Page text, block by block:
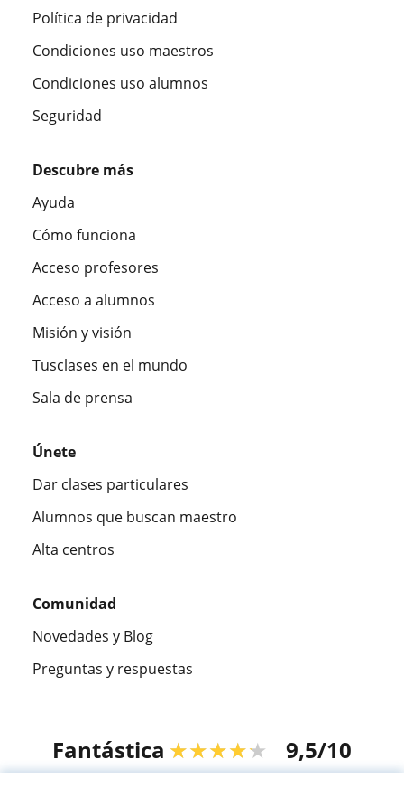
Política de privacidad
Condiciones uso maestros
Condiciones uso alumnos
Seguridad
Descubre más
Ayuda
Cómo funciona
Acceso profesores
Acceso a alumnos
Misión y visión
Tusclases en el mundo
Sala de prensa
Únete
Dar clases particulares
Alumnos que buscan maestro
Alta centros
Comunidad
Novedades y Blog
Preguntas y respuestas
Fantástica ★★★★★ 9,5/10